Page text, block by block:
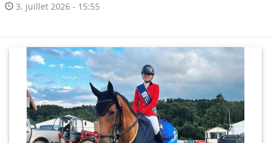
3. juillet 2026 - 15:55